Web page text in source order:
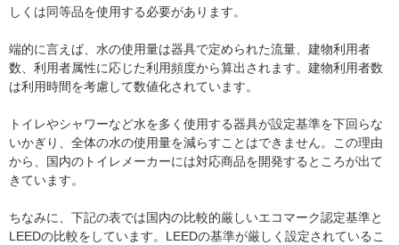
しくは同等品を使用する必要があります。
端的に言えば、水の使用量は器具で定められた流量、建物利用者
数、利用者属性に応じた利用頻度から算出されます。建物利用者数
は利用時間を考慮して数値化されています。
トイレやシャワーなど水を多く使用する器具が設定基準を下回らな
いかぎり、全体の水の使用量を減らすことはできません。この理由
から、国内のトイレメーカーには対応商品を開発するところが出て
きています。
ちなみに、下記の表では国内の比較的厳しいエコマーク認定基準と
LEEDの比較をしています。LEEDの基準が厳しく設定されているこ